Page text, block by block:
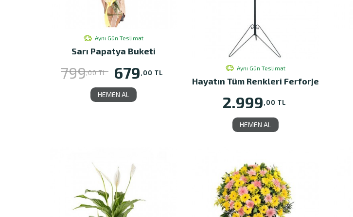
Aynı Gün Teslimat
Sarı Papatya Buketi
799,00 TL 679,00 TL
HEMEN AL
Aynı Gün Teslimat
Hayatın Tüm Renkleri Ferforje
2.999,00 TL
HEMEN AL